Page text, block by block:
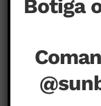
Botiga